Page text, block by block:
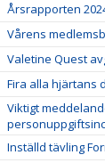
Årsrapporten
Vårens
Valetine Quest
Fira alla hjärtans
Viktigt
Inställd tävling